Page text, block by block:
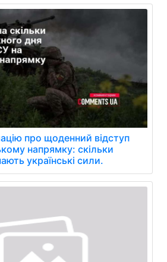
про щоденний відступ
напрямку: скільки
українські сили.